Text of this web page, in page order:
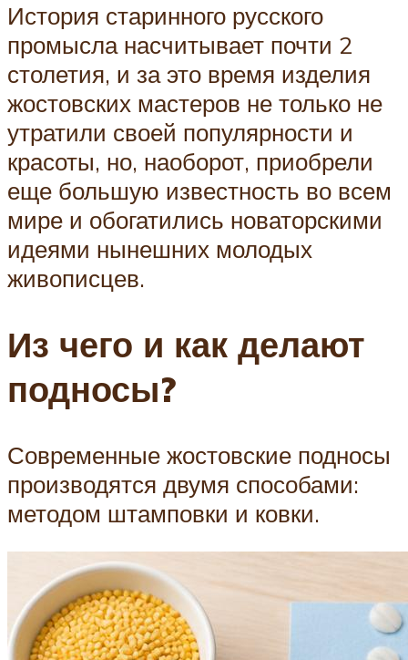
История старинного русского
промысла насчитывает почти 2
столетия, и за это время изделия
жостовских мастеров не только не
утратили своей популярности и
красоты, но, наоборот, приобрели
еще большую известность во всем
мире и обогатились новаторскими
идеями нынешних молодых
живописцев.
Из чего и как делают
подносы?
Современные жостовские подносы
производятся двумя способами:
методом штамповки и ковки.